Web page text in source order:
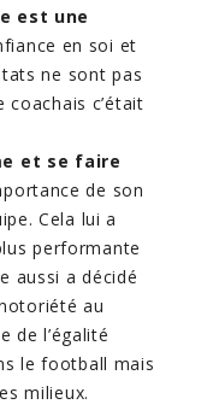
est une
en soi et
ne sont pas
c’était
et se faire
de son
Cela lui a
performante
aussi a décidé
au
de l’égalité
le football mais
milieux.